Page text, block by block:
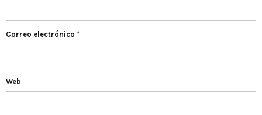
Correo electrónico *
Web